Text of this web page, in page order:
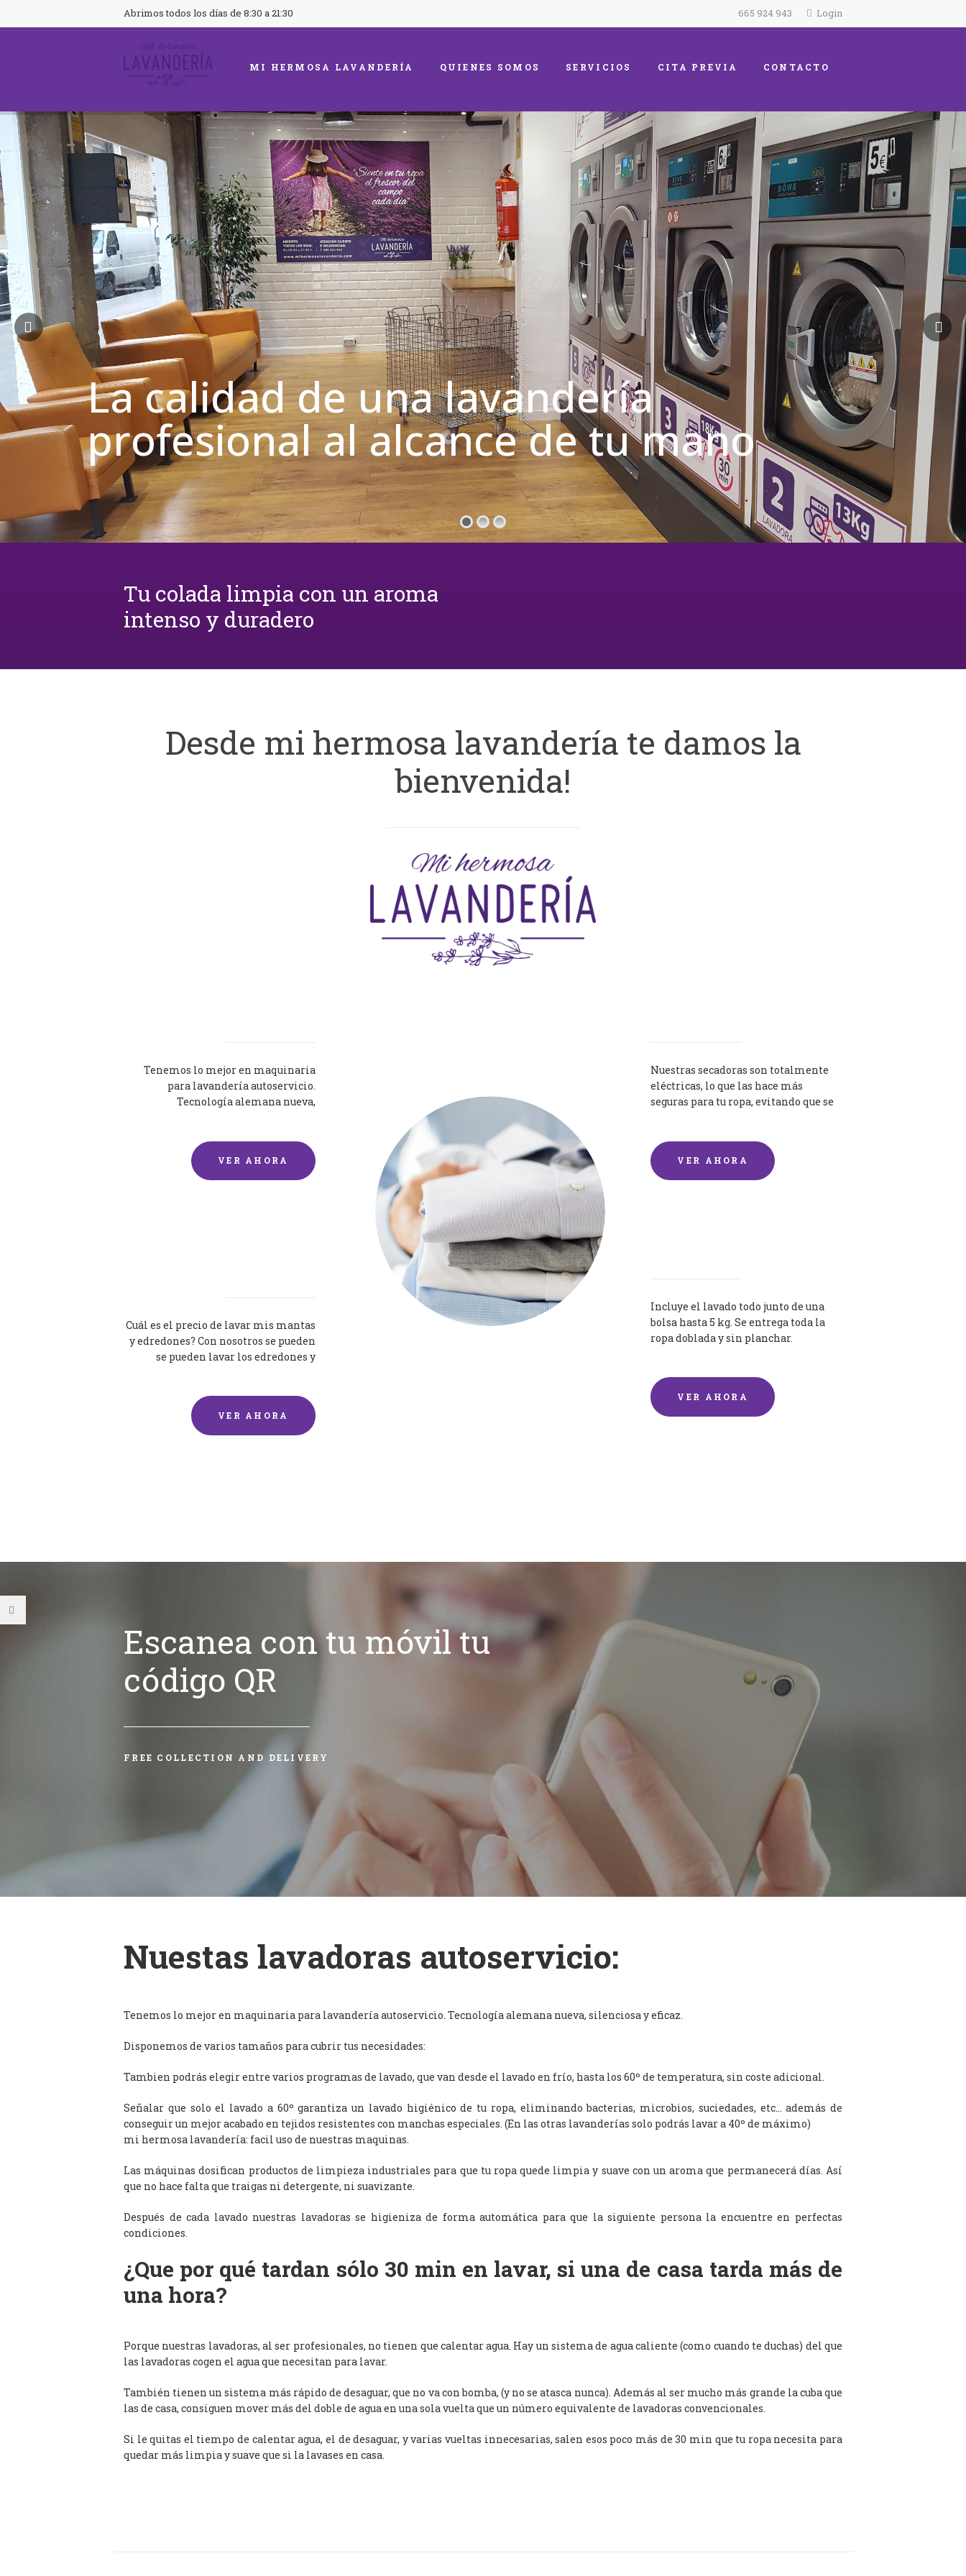
Abrimos todos los días de 8:30 a 21:30 665 924 943 Login
MI HERMOSA LAVANDERÍA QUIENES SOMOS SERVICIOS CITA PREVIA CONTACTO
La calidad de una lavandería
profesional al alcance de tu mano
Tu colada limpia con un aroma
intenso y duradero
Desde mi hermosa lavandería te damos la
bienvenida!
Tenemos lo mejor en maquinaria
para lavandería autoservicio.
Tecnología alemana nueva,
VER AHORA
Nuestras secadoras son totalmente
eléctricas, lo que las hace más
seguras para tu ropa, evitando que se
VER AHORA
Cuál es el precio de lavar mis mantas
y edredones? Con nosotros se pueden
se pueden lavar los edredones y
VER AHORA
Incluye el lavado todo junto de una
bolsa hasta 5 kg. Se entrega toda la
ropa doblada y sin planchar.
VER AHORA
Escanea con tu móvil tu
código QR
FREE COLLECTION AND DELIVERY
Nuestas lavadoras autoservicio:
Tenemos lo mejor en maquinaria para lavandería autoservicio. Tecnología alemana nueva, silenciosa y eficaz.
Disponemos de varios tamaños para cubrir tus necesidades:
Tambien podrás elegir entre varios programas de lavado, que van desde el lavado en frío, hasta los 60º de temperatura, sin coste adicional.
Señalar que solo el lavado a 60º garantiza un lavado higiénico de tu ropa, eliminando bacterias, microbios, suciedades, etc… además de
conseguir un mejor acabado en tejidos resistentes con manchas especiales. (En las otras lavanderías solo podrás lavar a 40º de máximo)
mi hermosa lavandería: facil uso de nuestras maquinas.
Las máquinas dosifican productos de limpieza industriales para que tu ropa quede limpia y suave con un aroma que permanecerá días. Así
que no hace falta que traigas ni detergente, ni suavizante.
Después de cada lavado nuestras lavadoras se higieniza de forma automática para que la siguiente persona la encuentre en perfectas
condiciones.
¿Que por qué tardan sólo 30 min en lavar, si una de casa tarda más de
una hora?
Porque nuestras lavadoras, al ser profesionales, no tienen que calentar agua. Hay un sistema de agua caliente (como cuando te duchas) del que
las lavadoras cogen el agua que necesitan para lavar.
También tienen un sistema más rápido de desaguar, que no va con bomba, (y no se atasca nunca). Además al ser mucho más grande la cuba que
las de casa, consiguen mover más del doble de agua en una sola vuelta que un número equivalente de lavadoras convencionales.
Si le quitas el tiempo de calentar agua, el de desaguar, y varias vueltas innecesarias, salen esos poco más de 30 min que tu ropa necesita para
quedar más limpia y suave que si la lavases en casa.